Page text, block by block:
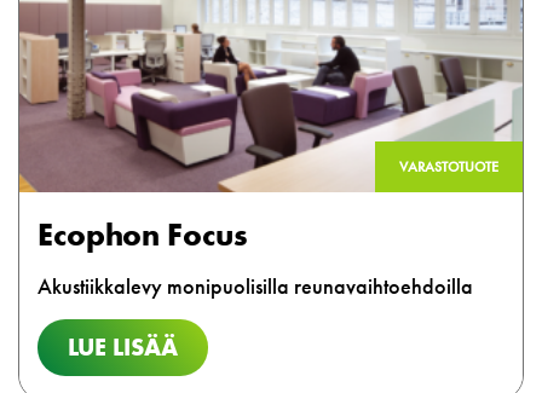
VARASTOTUOTE
Ecophon Focus
Akustiikkalevy monipuolisilla reunavaihtoehdoilla
LUE LISÄÄ